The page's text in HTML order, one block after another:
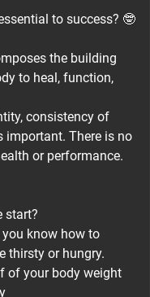
to success? 🤓
the building
to heal, function,
consistency of
important. There is no
or performance.
start?
know how to
thirsty or hungry.
of your body weight